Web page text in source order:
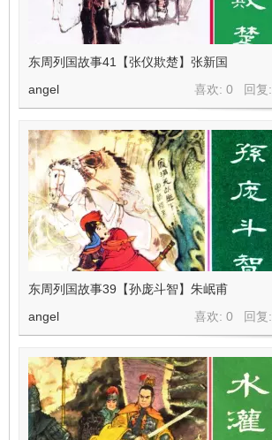
东周列国故事41【张仪欺楚】张新国
喜欢: 0 回复:
angel
东周列国故事39【孙庞斗智】朱岷甫
喜欢: 0 回复:
angel